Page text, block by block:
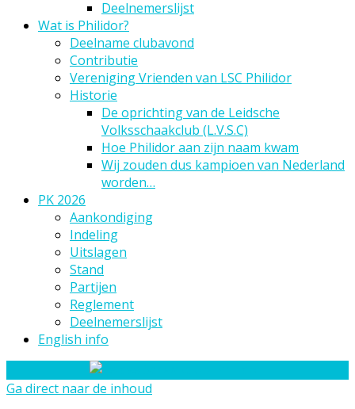
Deelnemerslijst
Wat is Philidor?
Deelname clubavond
Contributie
Vereniging Vrienden van LSC Philidor
Historie
De oprichting van de Leidsche
Volksschaakclub (L.V.S.C)
Hoe Philidor aan zijn naam kwam
Wij zouden dus kampioen van Nederland
worden…
PK 2026
Aankondiging
Indeling
Uitslagen
Stand
Partijen
Reglement
Deelnemerslijst
English info
Ga direct naar de inhoud